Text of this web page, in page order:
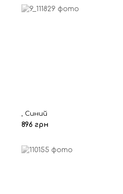
, Синий
896 грн